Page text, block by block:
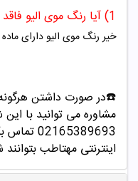
1) آیا رنگ موی الیو فاقد آمونیاک است؟
خیر رنگ موی الیو دارای
☎️در صورت داشتن
02165389693تماس
اینترنتی مهتاطب